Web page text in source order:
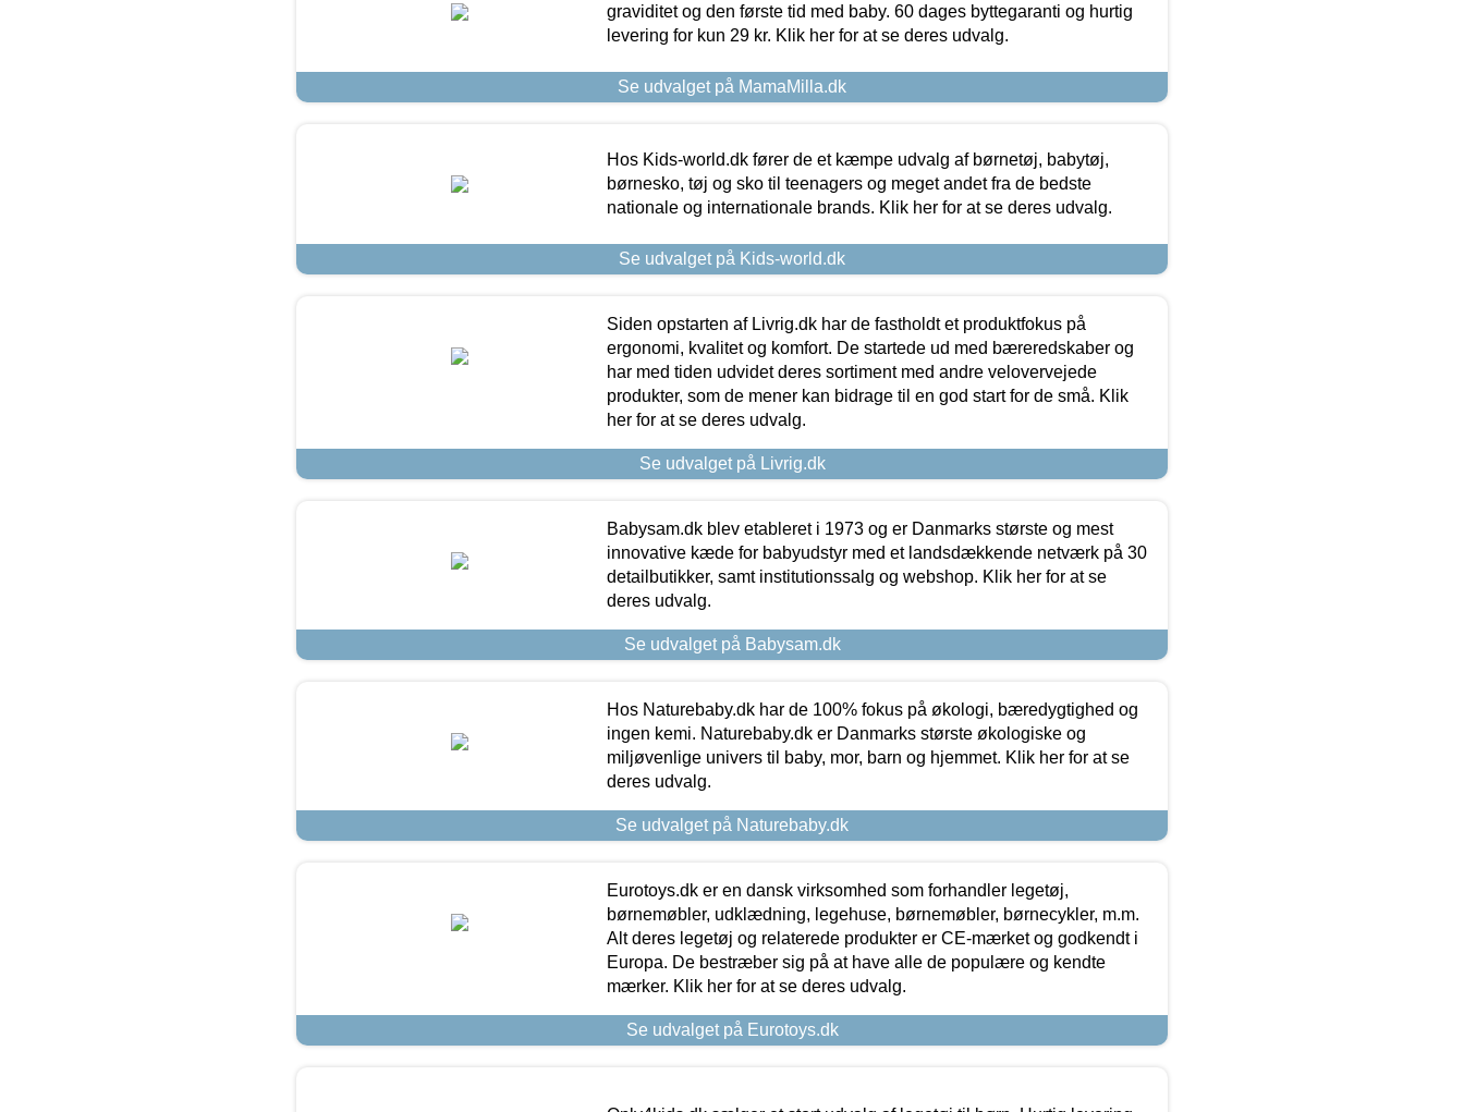
graviditet og den første tid med baby. 60 dages byttegaranti og hurtig
levering for kun 29 kr. Klik her for at se deres udvalg.
Se udvalget på MamaMilla.dk
Hos Kids-world.dk fører de et kæmpe udvalg af børnetøj, babytøj,
børnesko, tøj og sko til teenagers og meget andet fra de bedste
nationale og internationale brands. Klik her for at se deres udvalg.
Se udvalget på Kids-world.dk
Siden opstarten af Livrig.dk har de fastholdt et produktfokus på
ergonomi, kvalitet og komfort. De startede ud med bæreredskaber og
har med tiden udvidet deres sortiment med andre velovervejede
produkter, som de mener kan bidrage til en god start for de små. Klik
her for at se deres udvalg.
Se udvalget på Livrig.dk
Babysam.dk blev etableret i 1973 og er Danmarks største og mest
innovative kæde for babyudstyr med et landsdækkende netværk på 30
detailbutikker, samt institutionssalg og webshop. Klik her for at se
deres udvalg.
Se udvalget på Babysam.dk
Hos Naturebaby.dk har de 100% fokus på økologi, bæredygtighed og
ingen kemi. Naturebaby.dk er Danmarks største økologiske og
miljøvenlige univers til baby, mor, barn og hjemmet. Klik her for at se
deres udvalg.
Se udvalget på Naturebaby.dk
Eurotoys.dk er en dansk virksomhed som forhandler legetøj,
børnemøbler, udklædning, legehuse, børnemøbler, børnecykler, m.m.
Alt deres legetøj og relaterede produkter er CE-mærket og godkendt i
Europa. De bestræber sig på at have alle de populære og kendte
mærker. Klik her for at se deres udvalg.
Se udvalget på Eurotoys.dk